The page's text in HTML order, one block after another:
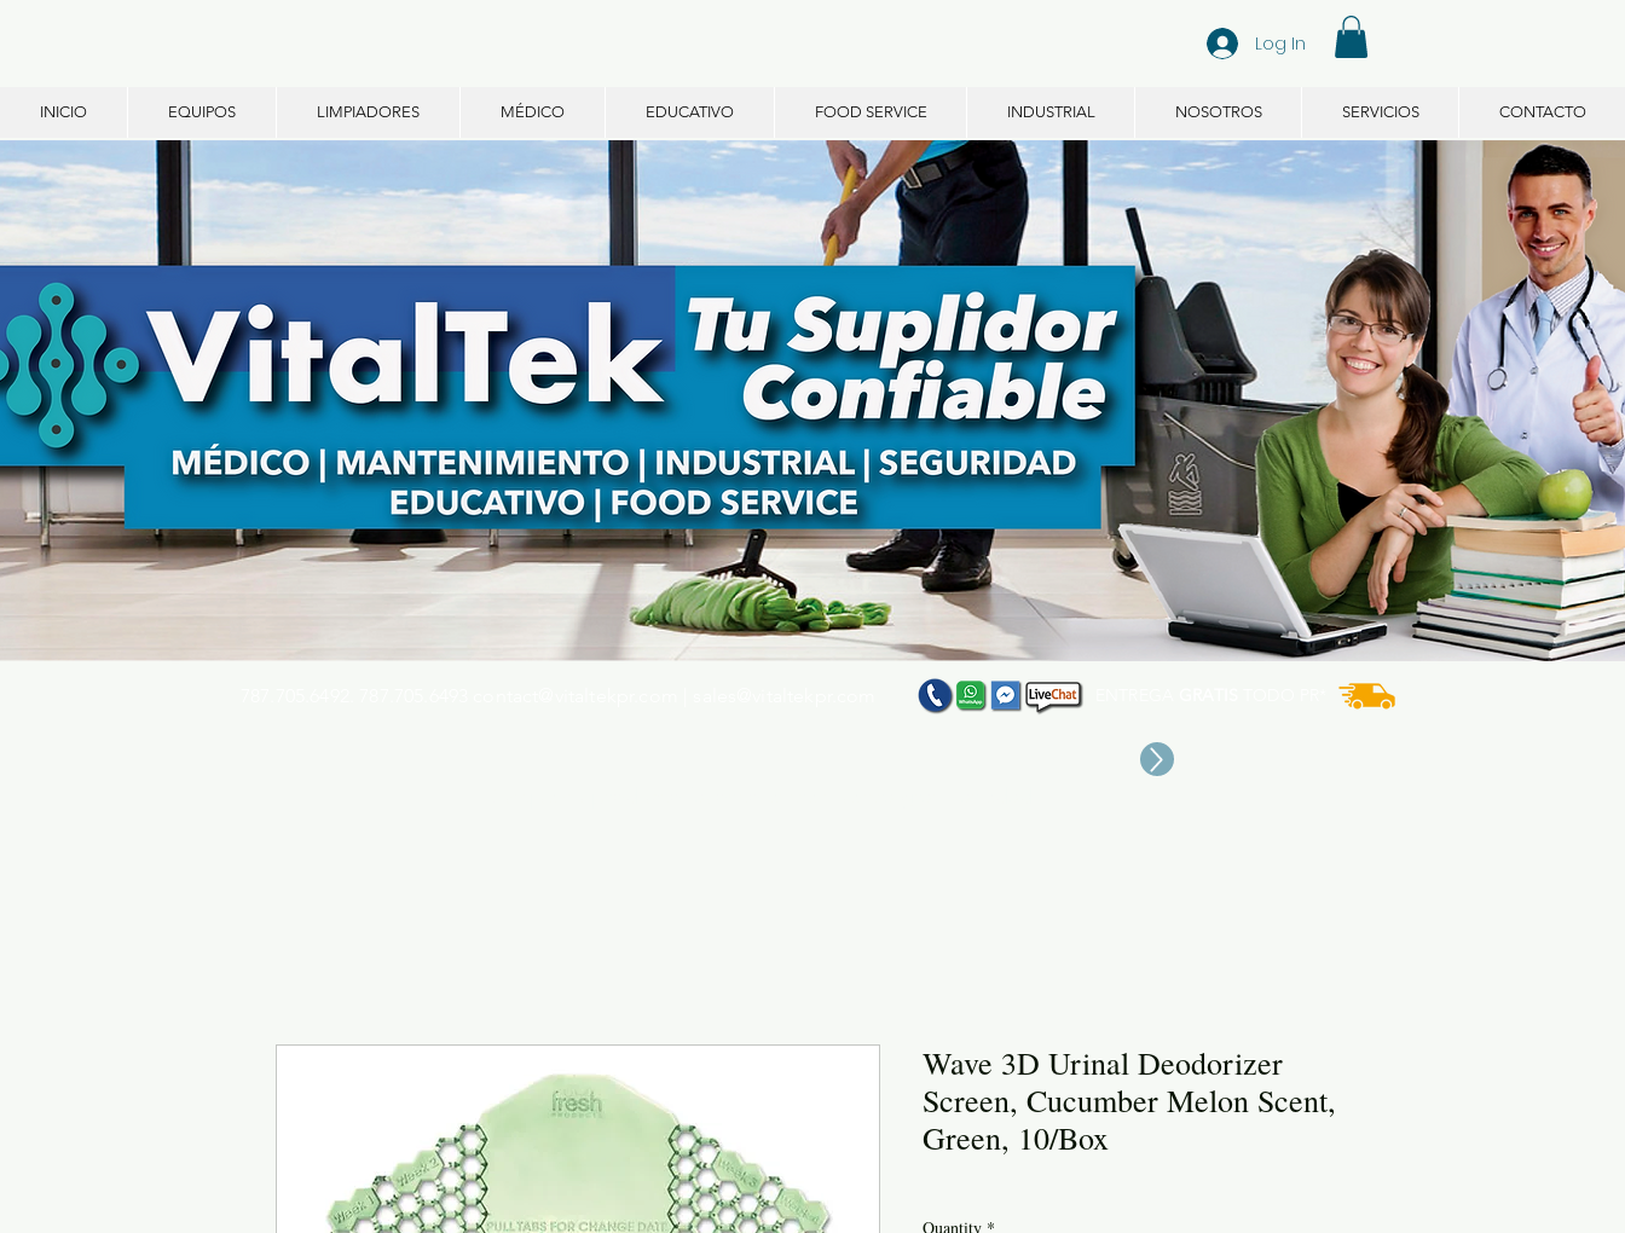
Log In
INICIO EQUIPOS LIMPIADORES MÉDICO EDUCATIVO FOOD SERVICE INDUSTRIAL NOSOTROS SERVICIOS CONTACTO
Wave 3D Urinal Deodorizer
Screen, Cucumber Melon Scent,
Green, 10/Box
Quantity *